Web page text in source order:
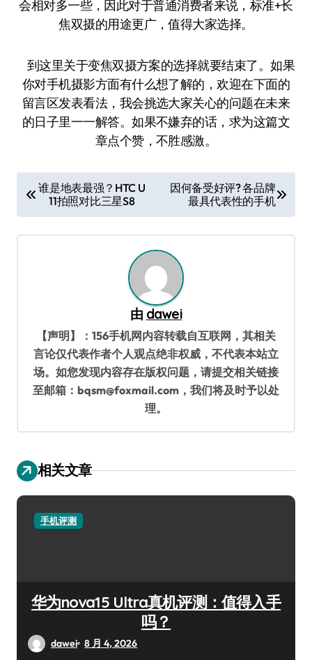
会相对多一些，因此对于普通消费者来说，标准+长
焦双摄的用途更广，值得大家选择。
到这里关于变焦双摄方案的选择就要结束了。如果
你对手机摄影方面有什么想了解的，欢迎在下面的
留言区发表看法，我会挑选大家关心的问题在未来
的日子里一一解答。如果不嫌弃的话，求为这篇文
章点个赞，不胜感激。
章
导
谁是地表最强？HTC U
11拍照对比三星S8
因何备受好评? 各品牌
最具代表性的手机
由 dawei
【声明】：156手机网内容转载自互联网，其相关
言论仅代表作者个人观点绝非权威，不代表本站立
场。如您发现内容存在版权问题，请提交相关链接
至邮箱：bqsm@foxmail.com，我们将及时予以处
理。
相关文章
手机评测
华为nova15 Ultra真机评测：值得入手
吗？
dawei 8 月 4, 2026